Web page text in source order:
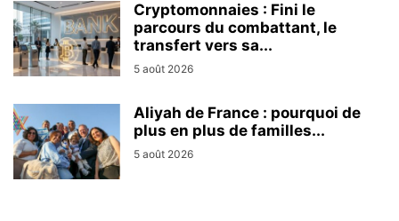
Cryptomonnaies : Fini le
parcours du combattant, le
transfert vers sa...
5 août 2026
Aliyah de France : pourquoi de
plus en plus de familles...
5 août 2026